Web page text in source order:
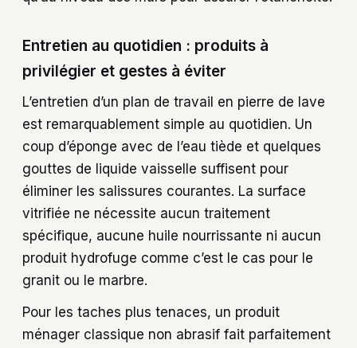
Entretien au quotidien : produits à
privilégier et gestes à éviter
L’entretien d’un plan de travail en pierre de lave
est remarquablement simple au quotidien. Un
coup d’éponge avec de l’eau tiède et quelques
gouttes de liquide vaisselle suffisent pour
éliminer les salissures courantes. La surface
vitrifiée ne nécessite aucun traitement
spécifique, aucune huile nourrissante ni aucun
produit hydrofuge comme c’est le cas pour le
granit ou le marbre.
Pour les taches plus tenaces, un produit
ménager classique non abrasif fait parfaitement